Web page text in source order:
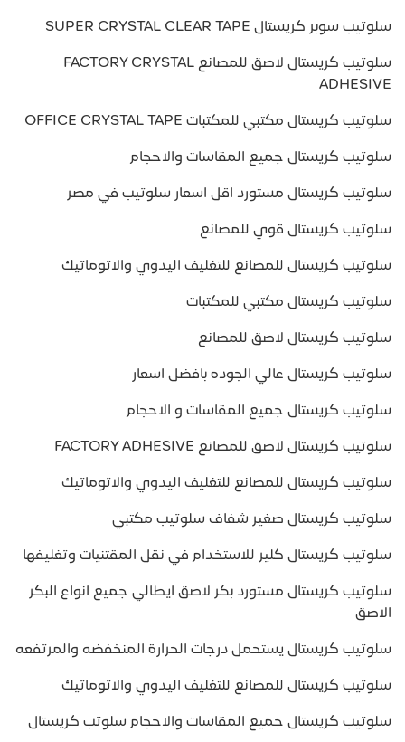
سلوتيب سوبر كريستال SUPER CRYSTAL CLEAR TAPE
سلوتيب كريستال لاصق للمصانع FACTORY CRYSTAL
ADHESIVE
سلوتيب كريستال مكتبي للمكتبات OFFICE CRYSTAL TAPE
سلوتيب كريستال جميع المقاسات والاحجام
سلوتيب كريستال مستورد اقل اسعار سلوتيب في مصر
سلوتيب كريستال قوي للمصانع
سلوتيب كريستال للمصانع للتغليف اليدوي والاتوماتيك
سلوتيب كريستال مكتبي للمكتبات
سلوتيب كريستال لاصق للمصانع
سلوتيب كريستال عالي الجوده بافضل اسعار
سلوتيب كريستال جميع المقاسات و الاحجام
سلوتيب كريستال لاصق للمصانع FACTORY ADHESIVE
سلوتيب كريستال للمصانع للتغليف اليدوي والاتوماتيك
سلوتيب كريستال صغير شفاف سلوتيب مكتبي
سلوتيب كريستال كلير للاستخدام في نقل المقتنيات وتغليفها
سلوتيب كريستال مستورد بكر لاصق ايطالي جميع انواع البكر
الاصق
سلوتيب كريستال يستحمل درجات الحرارة المنخفضه والمرتفعه
سلوتيب كريستال للمصانع للتغليف اليدوي والاتوماتيك
سلوتيب كريستال جميع المقاسات والاحجام سلوتب كريستال